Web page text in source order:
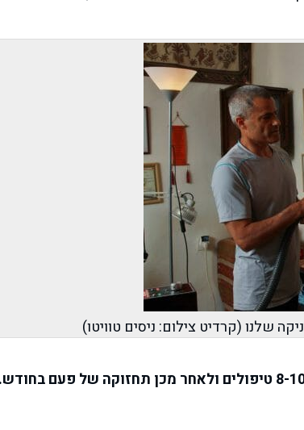
שלנו (קרדיט צילום: ניסים טוויטו)